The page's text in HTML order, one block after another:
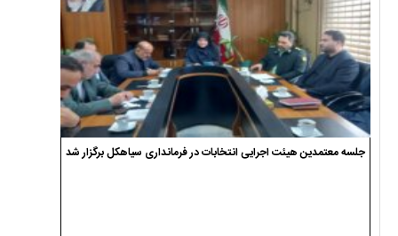
جلسه معتمدین هیئت اجرایی انتخابات در فرمانداری سیاهکل برگزار شد